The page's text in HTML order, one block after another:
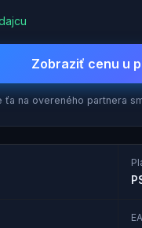
Zobraziť cenu u
ťa na overeného partnera